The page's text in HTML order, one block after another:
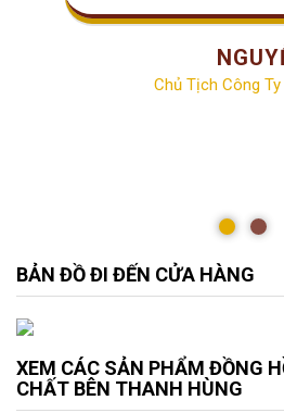
Chủ Tịch Công
BẢN ĐỒ ĐI ĐẾN CỬA HÀNG
XEM CÁC SẢN PHẨM ĐỒNG
CHẤT BÊN THANH HÙNG